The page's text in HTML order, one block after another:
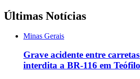
Últimas Notícias
Minas Gerais
Grave acidente entre
interdita a BR-116 em